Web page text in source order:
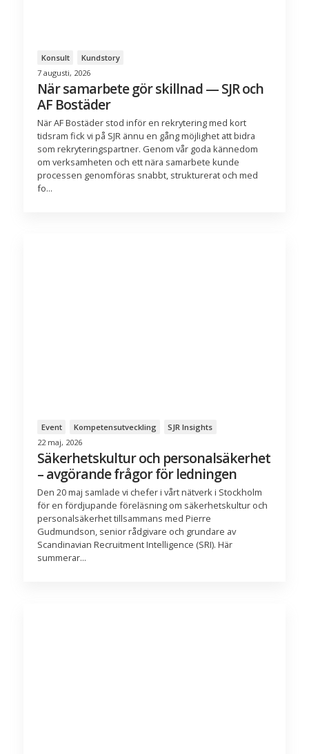
Konsult
Kundstory
7 augusti, 2026
När samarbete gör skillnad — SJR och
AF Bostäder
När AF Bostäder stod inför en rekrytering med kort
tidsram fick vi på SJR ännu en gång möjlighet att bidra
som rekryteringspartner. Genom vår goda kännedom
om verksamheten och ett nära samarbete kunde
processen genomföras snabbt, strukturerat och med
fo...
Event Kompetensutveckling
SJR Insights
22 maj, 2026
Säkerhetskultur och personalsäkerhet
– avgörande frågor för ledningen
Den 20 maj samlade vi chefer i vårt nätverk i Stockholm
för en fördjupande föreläsning om säkerhetskultur och
personalsäkerhet tillsammans med Pierre
Gudmundson, senior rådgivare och grundare av
Scandinavian Recruitment Intelligence (SRI). Här
summerar...